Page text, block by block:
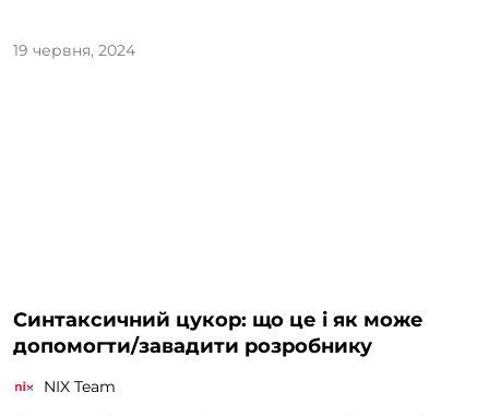
19 червня, 2024
Синтаксичний цукор: що це і як може
допомогти/завадити розробнику
NIX Team